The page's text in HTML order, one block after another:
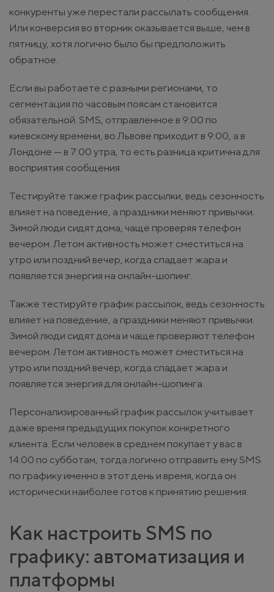
конкуренты уже перестали рассылать сообщения.
Или конверсия во вторник оказывается выше, чем в
пятницу, хотя логично было бы предположить
обратное.
Если вы работаете с разными регионами, то
сегментация по часовым поясам становится
обязательной. SMS, отправленное в 9:00 по
киевскому времени, во Львове приходит в 9:00, а в
Лондоне — в 7:00 утра, то есть разница критична для
восприятия сообщения.
Тестируйте также график рассылки, ведь сезонность
влияет на поведение, а праздники меняют привычки.
Зимой люди сидят дома, чаще проверяя телефон
вечером. Летом активность может сместиться на
утро или поздний вечер, когда спадает жара и
появляется энергия на онлайн-шопинг.
Также тестируйте график рассылок, ведь сезонность
влияет на поведение, а праздники меняют привычки.
Зимой люди сидят дома и чаще проверяют телефон
вечером. Летом активность может сместиться на
утро или поздний вечер, когда спадает жара и
появляется энергия для онлайн-шопинга.
Персонализированный график рассылок учитывает
даже время предыдущих покупок конкретного
клиента. Если человек в среднем покупает у вас в
14:00 по субботам, тогда логично отправить ему SMS
по графику именно в этот день и время, когда он
исторически наиболее готов к принятию решения.
Как настроить SMS по
графику: автоматизация и
платформы